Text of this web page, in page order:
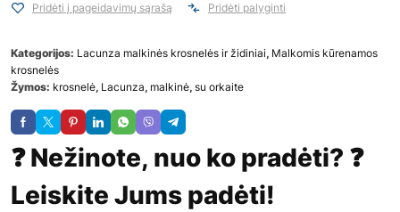
Pridėti į pageidavimų sąrašą Pridėti palyginti
Kategorijos: Lacunza malkinės krosnelės ir židiniai, Malkomis kūrenamos
krosnelės
Žymos: krosnelė, Lacunza, malkinė, su orkaite
❓ Nežinote, nuo ko pradėti? ❓
Leiskite Jums padėti!